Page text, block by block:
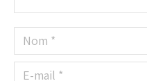
Nom *
E-mail *